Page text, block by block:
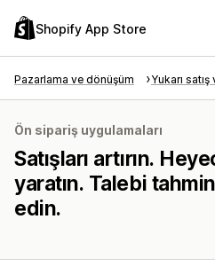
Shopify App Store
Pazarlama ve dönüşüm Yukarı
Ön sipariş uygulamaları
Satışları artırın.
yaratın. Talebi tahmin
edin.